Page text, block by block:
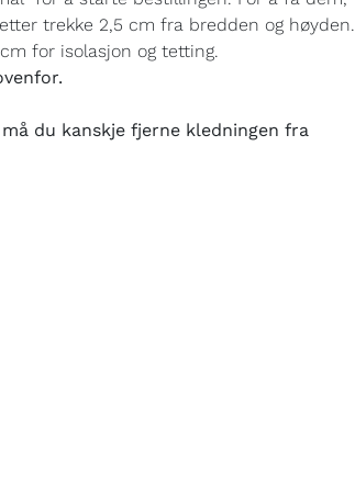
trekke 2,5 cm fra bredden og høyden.
for isolasjon og tetting.
må du kanskje fjerne kledningen fra